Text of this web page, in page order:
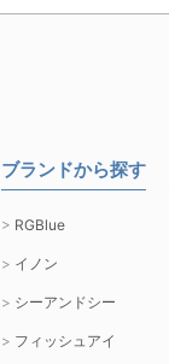
ブランドから探す
RGBlue
イノン
シーアンドシー
フィッシュアイ